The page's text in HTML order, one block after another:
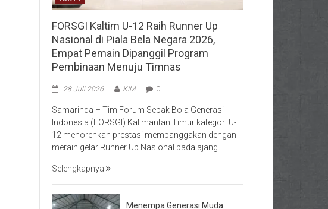
FORSGI Kaltim U-12 Raih Runner Up
Nasional di Piala Bela Negara 2026,
Empat Pemain Dipanggil Program
Pembinaan Menuju Timnas
28 Juli 2026 KIM 0
Samarinda – Tim Forum Sepak Bola Generasi
Indonesia (FORSGI) Kalimantan Timur kategori U-
12 menorehkan prestasi membanggakan dengan
meraih gelar Runner Up Nasional pada ajang
Selengkapnya
Menempa Generasi Muda